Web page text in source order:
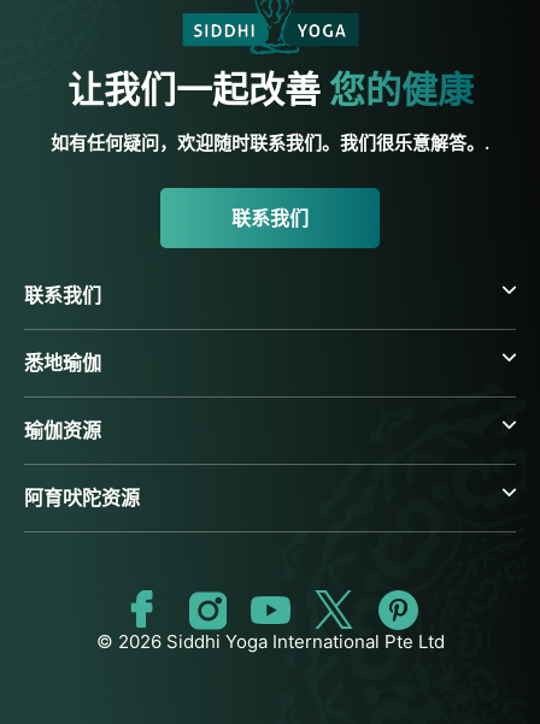
让我们一起改善 您的健康
如有任何疑问，欢迎随时联系我们。我们很乐意解答。.
联系我们
联系我们
悉地瑜伽
瑜伽资源
阿育吠陀资源
© 2026 Siddhi Yoga International Pte Ltd